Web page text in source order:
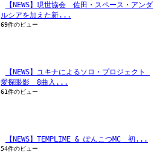
【NEWS】現世協会　佐田・スペース・アンダ
ルシアを加えた新...
69件のビュー
【NEWS】ユキナによるソロ・プロジェクト
愛探眼影　8曲入...
61件のビュー
【NEWS】TEMPLIME & ぽんこつMC　初...
54件のビュー